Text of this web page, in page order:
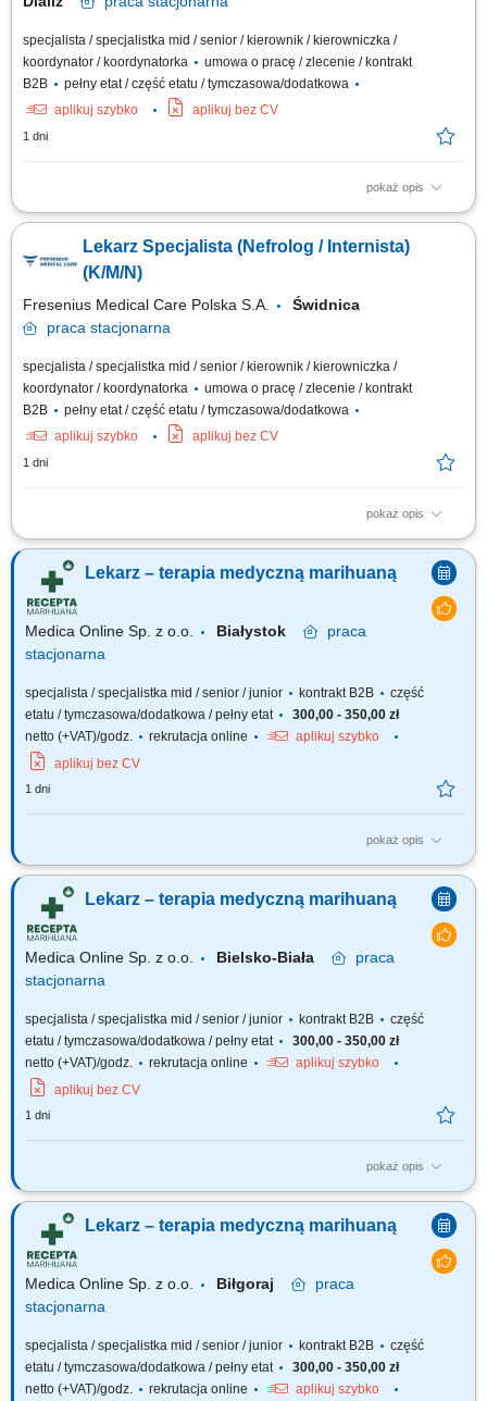
specjalista / specjalistka mid / senior / kierownik / kierowniczka /
koordynator / koordynatorka
umowa o pracę / zlecenie / kontrakt
B2B
pełny etat / część etatu / tymczasowa/dodatkowa
aplikuj szybko
aplikuj bez CV
1 dni
pokaż opis
Do Twoich obowiązków będzie należeć: Podejmowanie działań
zdrowotnych u pacjentów dializowanych. Prowadzenie działań
diagnostycznych, a w szczególności planowanie działań
Lekarz Specjalista (Nefrolog / Internista)
(K/M/N)
Fresenius Medical Care Polska S.A.
Świdnica
praca stacjonarna
specjalista / specjalistka mid / senior / kierownik / kierowniczka /
koordynator / koordynatorka
umowa o pracę / zlecenie / kontrakt
B2B
pełny etat / część etatu / tymczasowa/dodatkowa
aplikuj szybko
aplikuj bez CV
1 dni
pokaż opis
Do Twoich obowiązków będzie należeć: Podejmowanie działań
profilaktycznych jak identyfikowanie czynników oraz zagrożeń
zdrowotnych u pacjentów dializowanych. Prowadzenie działań
diagnostycznych, a w szczególności planowanie działań
diagnostycznych, informowanie pacjenta o...
Lekarz – terapia medyczną marihuaną
Medica Online Sp. z o.o. Białystok
praca
stacjonarna
specjalista / specjalistka mid / senior / junior kontrakt B2B
część
etatu / tymczasowa/dodatkowa / pełny etat
300,00 - 350,00 zł
netto (+VAT)/godz.
rekrutacja online
aplikuj szybko
aplikuj bez CV
1 dni
pokaż opis
Zapraszamy do współpracy z naszą firmą specjalizującą się w medycznej
marihuanie, działającej stacjonarnie. Poszukujemy doświadczonych
lekarzy i lekarek różnych specjalizacji, którzy są otwarci na rozwój oraz
poszerzanie wiedzy, aby dołączyć do naszego zespołu jako tzn. Lekarz...
Lekarz – terapia medyczną marihuaną
Medica Online Sp. z o.o. Bielsko-Biała
praca
stacjonarna
specjalista / specjalistka mid / senior / junior kontrakt B2B
część
etatu / tymczasowa/dodatkowa / pełny etat
300,00 - 350,00 zł
netto (+VAT)/godz.
rekrutacja online
aplikuj szybko
aplikuj bez CV
1 dni
pokaż opis
Zapraszamy do współpracy z naszą firmą specjalizującą się w medycznej
marihuanie, działającej stacjonarnie. Poszukujemy doświadczonych
lekarzy i lekarek różnych specjalizacji, którzy są otwarci na rozwój oraz
poszerzanie wiedzy, aby dołączyć do naszego zespołu jako tzn. Lekarz...
Lekarz – terapia medyczną marihuaną
Medica Online Sp. z o.o. Biłgoraj
praca
stacjonarna
specjalista / specjalistka mid / senior / junior kontrakt B2B
część
etatu / tymczasowa/dodatkowa / pełny etat
300,00 - 350,00 zł
netto (+VAT)/godz.
rekrutacja online aplikuj szybko